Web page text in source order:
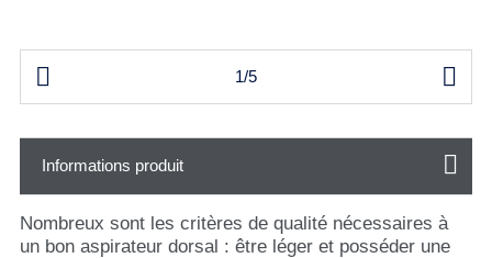
 1/5 
Informations produit
Nombreux sont les critères de qualité nécessaires à
un bon aspirateur dorsal : être léger et posséder une